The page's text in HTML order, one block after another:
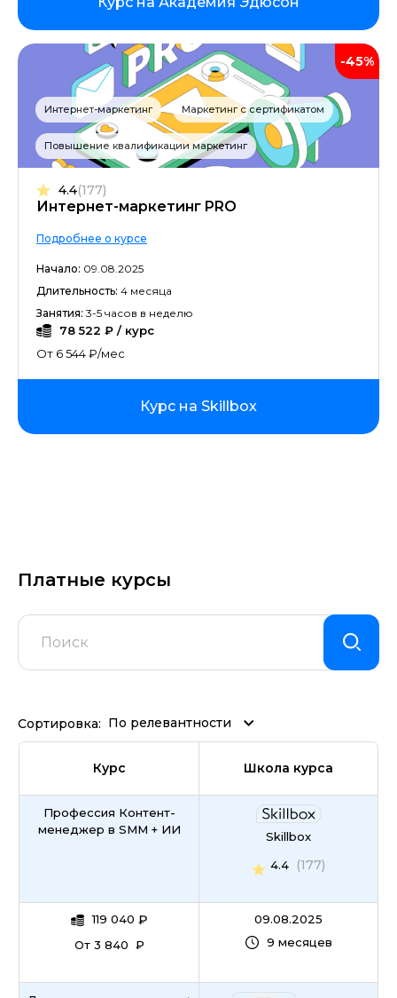
-45%
Интернет-маркетинг Маркетинг с сертификатом
Повышение квалификации маркетинг
Интернет-маркетинг PRO
4.4(177)
Подробнее о курсе
Начало: 09.08.2025
Длительность: 4 месяца
Занятия: 3-5 часов в неделю
78 522 ₽ / курс
От 6 544 ₽/мес
Курс на Skillbox
Платные курсы
Сортировка: По релевантности
Курс Школа курса
Профессия Контент-
менеджер в SMM + ИИ
119 040 ₽
От 3 840 ₽
Skillbox
4.4
(177)
09.08.2025
9 месяцев